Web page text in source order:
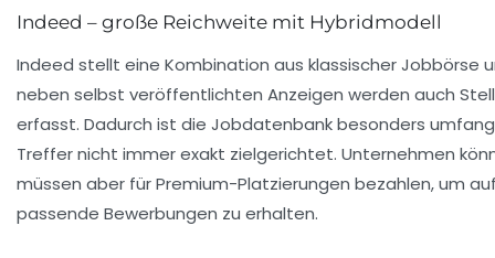
Indeed – große Reichweite mit Hybridmodell
Indeed stellt eine Kombination aus klassischer Jobbörse
neben selbst veröffentlichten Anzeigen werden auch
erfasst. Dadurch ist die Jobdatenbank besonders
Treffer nicht immer exakt zielgerichtet. Unternehmen
müssen aber für Premium-Platzierungen bezahlen, um
passende Bewerbungen zu erhalten.